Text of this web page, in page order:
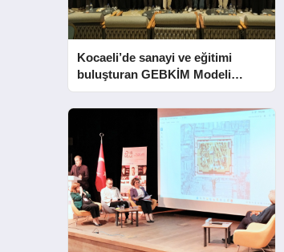
Kocaeli’de sanayi ve eğitimi
buluşturan GEBKİM Modeli
tanıtıldı